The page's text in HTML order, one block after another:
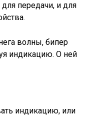
передачи, и для
волны, бипер
индикацию. О ней
индикацию, или